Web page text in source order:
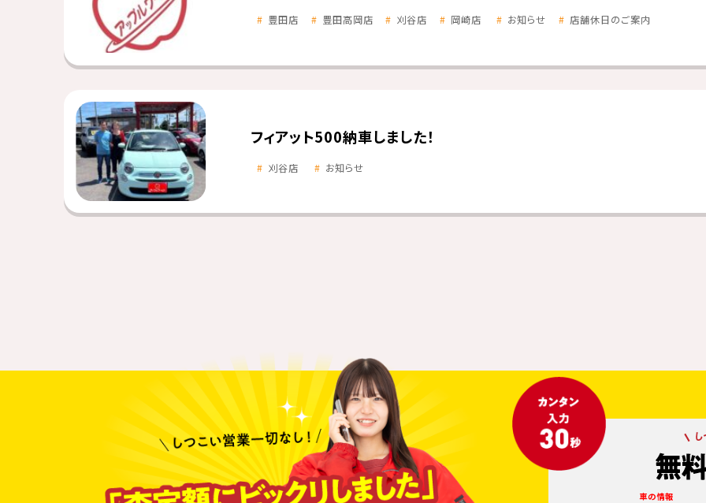
豊田店 豊田高岡店 刈谷店 岡崎店 お知らせ 店舗休日のご案内
フィアット500納車しました！
刈谷店 お知らせ
車の情報